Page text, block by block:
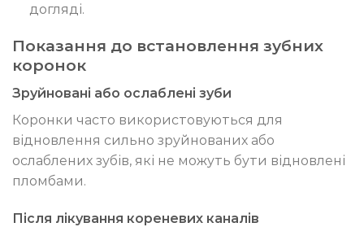
догляді.
Показання до встановлення зубних
коронок
Зруйновані або ослаблені зуби
Коронки часто використовуються для
відновлення сильно зруйнованих або
ослаблених зубів, які не можуть бути відновлені
пломбами.
Після лікування кореневих каналів